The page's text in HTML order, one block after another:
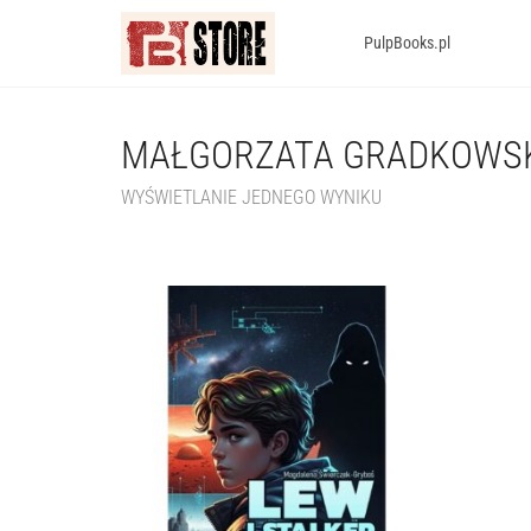
PulpBooks.pl
MAŁGORZATA
WYŚWIETLANIE JEDNEGO WYNIKU